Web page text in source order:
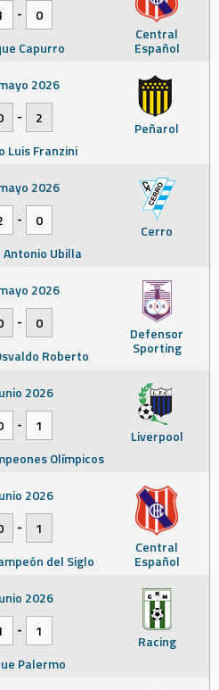
Central
Español
-
0
Capurro
Peñarol
2026
-
2
Luis Franzini
Cerro
2026
-
0
Antonio Ubilla
Defensor
Sporting
2026
-
0
Roberto
Liverpool
2026
-
1
Olímpicos
Central
Español
2026
-
1
del Siglo
Racing
2026
-
1
Palermo